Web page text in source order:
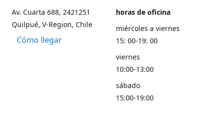
Av. Cuarta 688, 2421251
Quilpué, V-Region, Chile
Cómo llegar
horas de oficina
miércoles a viernes
15: 00-19: 00
viernes
10:00-13:00
sábado
15:00-19:00